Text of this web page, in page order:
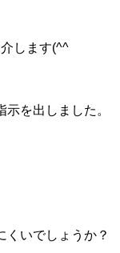
します(^^
を出しました。
くいでしょうか？